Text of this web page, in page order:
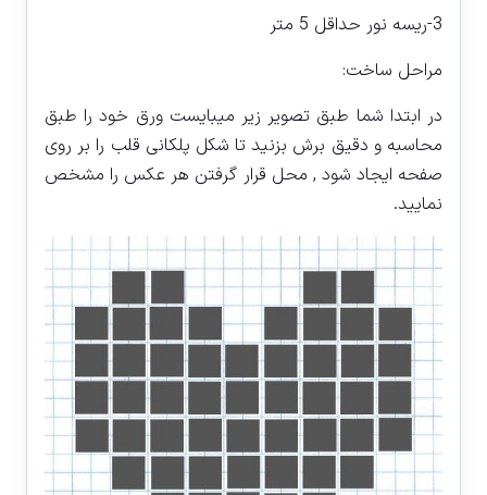
3-ریسه نور حداقل 5 متر
مراحل ساخت:
در ابتدا شما طبق تصویر زیر میبایست ورق خود را طبق
محاسبه و دقیق برش بزنید تا شکل پلکانی قلب را بر روی
صفحه ایجاد شود , محل قرار گرفتن هر عکس را مشخص
نمایید.